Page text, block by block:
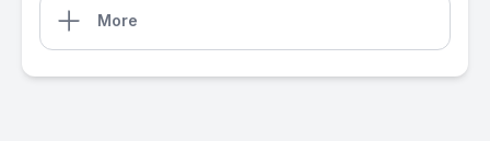
More